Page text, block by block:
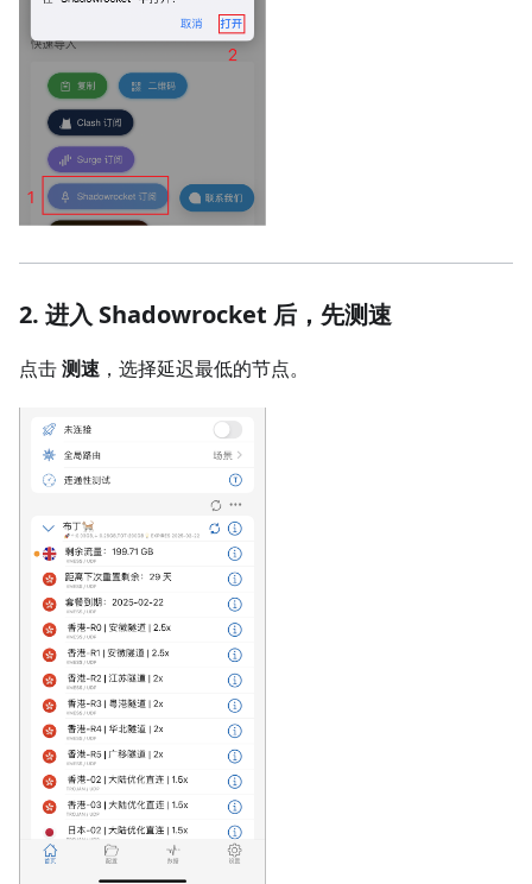
2. 进入 Shadowrocket 后，先测速
点击测速 ，选择延迟最低的节点。